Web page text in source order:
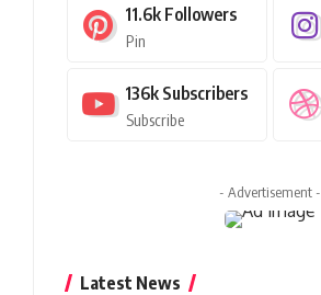
11.6k Followers
Pin
136k Subscribers
Subscribe
- Advertisement -
Latest News